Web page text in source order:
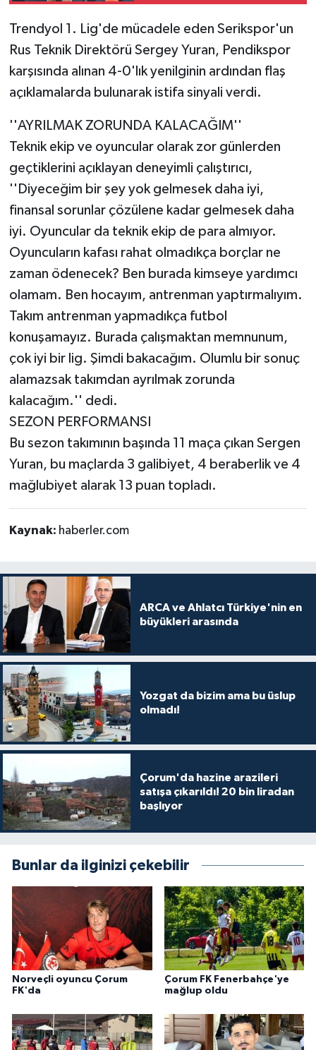
Trendyol 1. Lig'de mücadele eden Serikspor'un
Rus Teknik Direktörü Sergey Yuran, Pendikspor
karşısında alınan 4-0'lık yenilginin ardından flaş
açıklamalarda bulunarak istifa sinyali verdi.
''AYRILMAK ZORUNDA KALACAĞIM''
Teknik ekip ve oyuncular olarak zor günlerden
geçtiklerini açıklayan deneyimli çalıştırıcı,
''Diyeceğim bir şey yok gelmesek daha iyi,
finansal sorunlar çözülene kadar gelmesek daha
iyi. Oyuncular da teknik ekip de para almıyor.
Oyuncuların kafası rahat olmadıkça borçlar ne
zaman ödenecek? Ben burada kimseye yardımcı
olamam. Ben hocayım, antrenman yaptırmalıyım.
Takım antrenman yapmadıkça futbol
konuşamayız. Burada çalışmaktan memnunum,
çok iyi bir lig. Şimdi bakacağım. Olumlu bir sonuç
alamazsak takımdan ayrılmak zorunda
kalacağım.'' dedi.
SEZON PERFORMANSI
Bu sezon takımının başında 11 maça çıkan Sergen
Yuran, bu maçlarda 3 galibiyet, 4 beraberlik ve 4
mağlubiyet alarak 13 puan topladı.
Kaynak: haberler.com
ARCA ve Ahlatcı Türkiye'nin en
büyükleri arasında
Yozgat da bizim ama bu üslup
olmadı!
Çorum'da hazine arazileri
satışa çıkarıldı! 20 bin liradan
başlıyor
Bunlar da ilginizi çekebilir
Norveçli oyuncu Çorum
FK'da
Çorum FK Fenerbahçe'ye
mağlup oldu